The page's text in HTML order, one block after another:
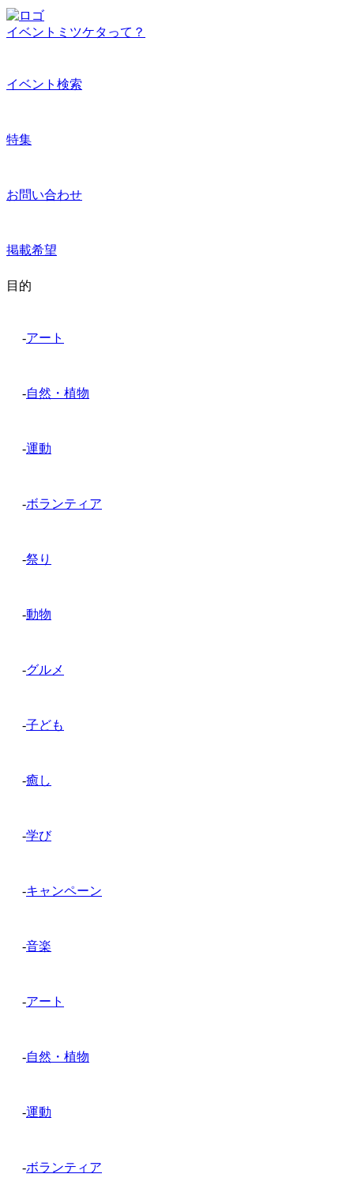
イベントミツケタって？
イベント検索
特集
お問い合わせ
掲載希望
目的
-アート
-自然・植物
-運動
-ボランティア
-祭り
-動物
-グルメ
-子ども
-癒し
-学び
-キャンペーン
-音楽
-アート
-自然・植物
-運動
-ボランティア